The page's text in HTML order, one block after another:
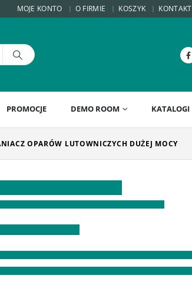
MOJE KONTO O FIRMIE KOSZYK KONTAKT
PROMOCJE DEMO ROOM KATALOGI
OPARÓW LUTOWNICZYCH DUŻEJ MOCY